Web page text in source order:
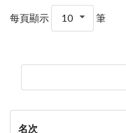
每頁顯示 10 筆
名次